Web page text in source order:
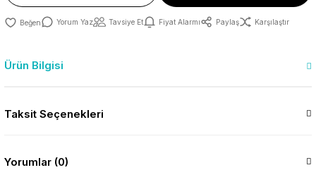
Yorum Yaz Tavsiye Et Fiyat Alarmı Paylaş Karşılaştır
Ürün Bilgisi
Taksit Seçenekleri
Yorumlar (0)